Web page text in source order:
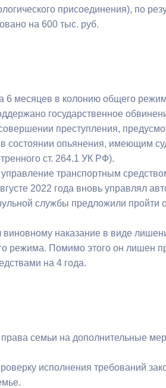
присоединения), по
на 600 тыс. руб.
6 месяцев в колонию общего
государственное
преступления,
опьянения, имеющим
ст. 264.1 УК РФ).
транспортным
2022 года вновь управлял
службы предложили пройти
виновному наказание в виде
режима. Помимо этого он лишен
на 4 года.
семьи на дополнительные
исполнения требований